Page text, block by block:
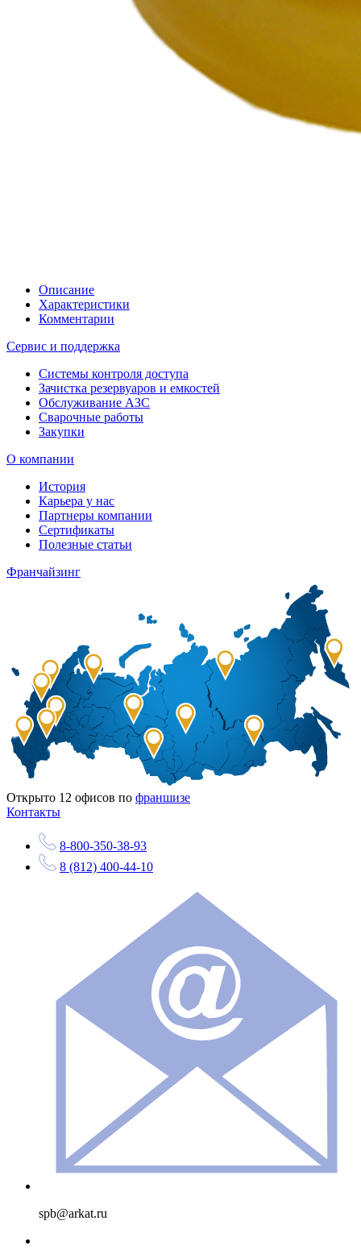
Описание
Характеристики
Комментарии
Сервис и поддержка
Системы контроля доступа
Зачистка резервуаров и емкостей
Обслуживание АЗС
Сварочные работы
Закупки
О компании
История
Карьера у нас
Партнеры компании
Сертификаты
Полезные статьи
Франчайзинг
Открыто 12 офисов по франшизе
Контакты
8-800-350-38-93
8 (812) 400-44-10
spb@arkat.ru